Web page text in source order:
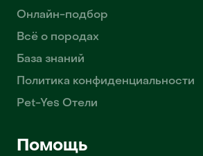
Онлайн-подбор
Всё о породах
База знаний
Политика конфиденциальности
Pet-Yes Отели
Помощь